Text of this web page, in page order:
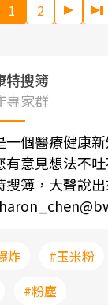
1 2
特搜簿
專家群
一個醫療健康
有意見想法不
搜簿，大聲說
炸 #玉米粉
#粉塵